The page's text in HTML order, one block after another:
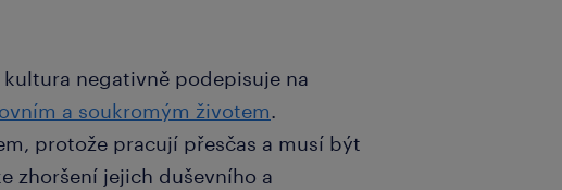
negativně podepisuje na
a soukromým životem.
protože pracují přesčas a musí být
zhoršení jejich duševního a